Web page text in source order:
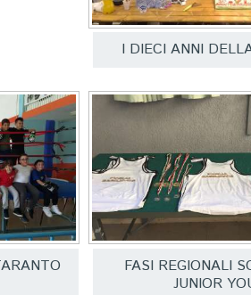
I DIECI ANNI
FASI REGIONALI
JUNIOR